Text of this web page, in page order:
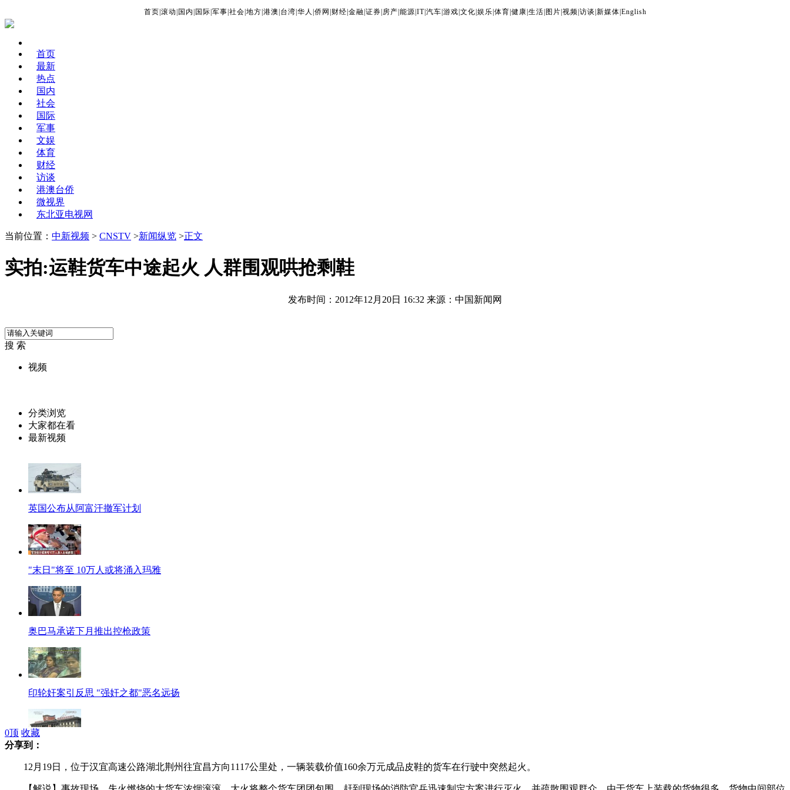
首页 滚动 国内 国际 军事 社会 地方 港澳 台湾 华人 侨网 财经 金融 证券 房产 能源 IT| 汽车 游戏 文化 娱乐 体育 健康 生活 图片 视频 访谈 新媒体 English
首页
最新
热点
国内
社会
国际
军事
文娱
体育
财经
访谈
港澳台侨
微视界
东北亚电视网
当前位置： 中新视频 > CNSTV >新闻纵览 >正文
实拍:运鞋货车中途起火 人群围观哄抢剩鞋
发布时间：2012年12月20日 16:32 来源：中国新闻网
搜 索
视频
分类浏览
大家都在看
最新视频
英国公布从阿富汗撤军计划
"末日"将至 10万人或将涌入玛雅
奥巴马承诺下月推出控枪政策
印轮奸案引反思 "强奸之都"恶名远扬
0顶 收藏
分享到：
12月19日，位于汉宜高速公路湖北荆州往宜昌方向1117公里处，一辆装载价值160余万元成品皮鞋的货车在行驶中突然起火。